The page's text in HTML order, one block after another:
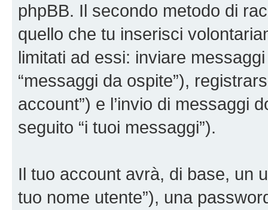
phpBB. Il secondo metodo di
quello che tu inserisci
limitati ad essi: inviare
“messaggi da ospite”),
account”) e l’invio di messaggi
seguito “i tuoi messaggi”).
Il tuo account avrà, di base, un
tuo nome utente”), una